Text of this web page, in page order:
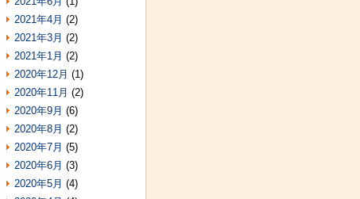
2021年4月 (2)
2021年3月 (2)
2021年1月 (2)
2020年12月 (1)
2020年11月 (2)
2020年9月 (6)
2020年8月 (2)
2020年7月 (5)
2020年6月 (3)
2020年5月 (4)